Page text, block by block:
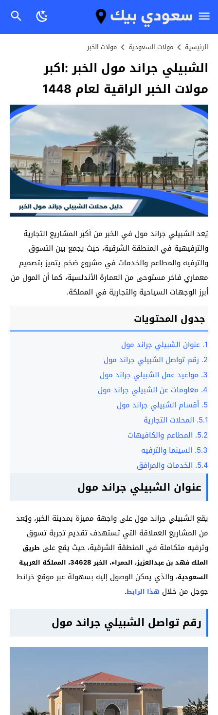
الرئيسية مولات السعودية مولات الخبر
الشبيلي جراند مول الخبر :اكبر
مولات الخبر الراقية لعام 1448
يُعد الشبيلي جراند مول في الخبر من أكبر المشاريع التجارية
والترفيهية في المنطقة الشرقية، حيث يجمع بين التسوق
والترفيه والمطاعم والخدمات في مشروع ضخم يتميز بتصميم
معماري فاخر مستوحى من العمارة الأندلسية، كما أن المول من
أبرز الوجهات السياحية والتجارية في المملكة.
جدول المحتويات
1. عنوان الشبيلي جراند مول
2. رقم تواصل الشبيلي جراند مول
3. مواعيد عمل الشبيلي جراند مول
4. معلومات عن الشبيلي جراند مول
5. أقسام الشبيلي جراند مول
5.1. المحلات التجارية
5.2. المطاعم والكافيهات
5.3. السينما والترفيه
5.4. الخدمات والمرافق
عنوان الشبيلي جراند مول
يقع الشبيلي جراند مول على واجهة مميزة بمدينة الخبر، ويُعد
من المشاريع العملاقة التي تستهدف تقديم تجربة تسوق
وترفيه متكاملة في المنطقة الشرقية، حيث يقع على طريق
الملك فهد بن عبدالعزيز، الحمراء، الخبر 34628، المملكة العربية
السعودية، والذي يمكن الوصول إليه بسهولة عبر موقع خرائط
جوجل من خلال هذا الرابط.
رقم تواصل الشبيلي جراند مول